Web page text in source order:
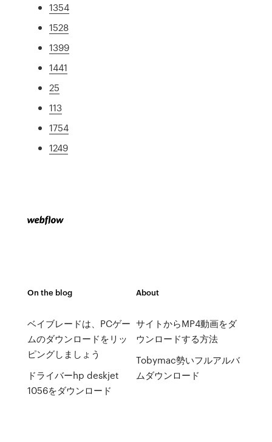
1354
1528
1399
1441
25
113
1754
1249
On the blog
ベイブレードは、PCゲー
ムのダウンロードをリッ
ピングしましょう
ドライバーhp deskjet
1056をダウンロード
About
サイトからMP4動画をダ
ウンロードする方法
Tobymac勢いフルアルバ
ムダウンロード